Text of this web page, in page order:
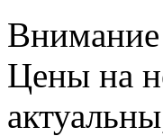
Цены на